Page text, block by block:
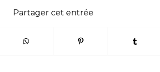
Partager cet entrée